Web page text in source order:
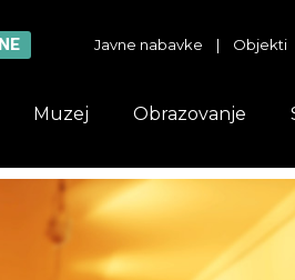
Javne nabavke | Objekti
Muzej Obrazovanje